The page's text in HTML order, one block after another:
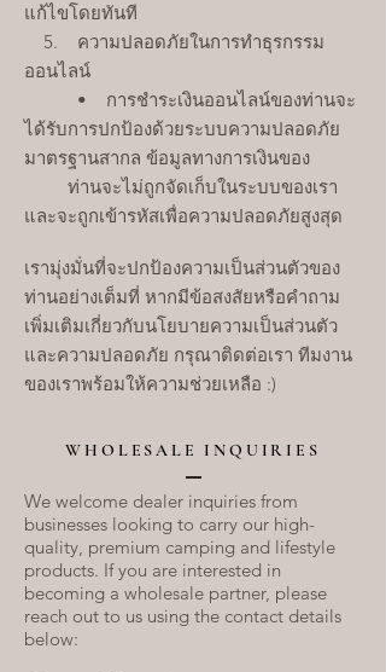
แก้ไขโดยทันที
5. ความปลอดภัยในการทำธุรกรรม
ออนไลน์
• การชำระเงินออนไลน์ของท่านจะ
ได้รับการปกป้องด้วยระบบความปลอดภัย
มาตรฐานสากล ข้อมูลทางการเงินของ
ท่านจะไม่ถูกจัดเก็บในระบบของเรา
และจะถูกเข้ารหัสเพื่อความปลอดภัยสูงสุด
เรามุ่งมั่นที่จะปกป้องความเป็นส่วนตัวของ
ท่านอย่างเต็มที่ หากมีข้อสงสัยหรือคำถาม
เพิ่มเติมเกี่ยวกับนโยบายความเป็นส่วนตัว
และความปลอดภัย กรุณาติดต่อเรา ทีมงาน
ของเราพร้อมให้ความช่วยเหลือ :)
WHOLESALE INQUIRIES
We welcome dealer inquiries from
businesses looking to carry our high-
quality, premium camping and lifestyle
products. If you are interested in
becoming a wholesale partner, please
reach out to us using the contact details
below: